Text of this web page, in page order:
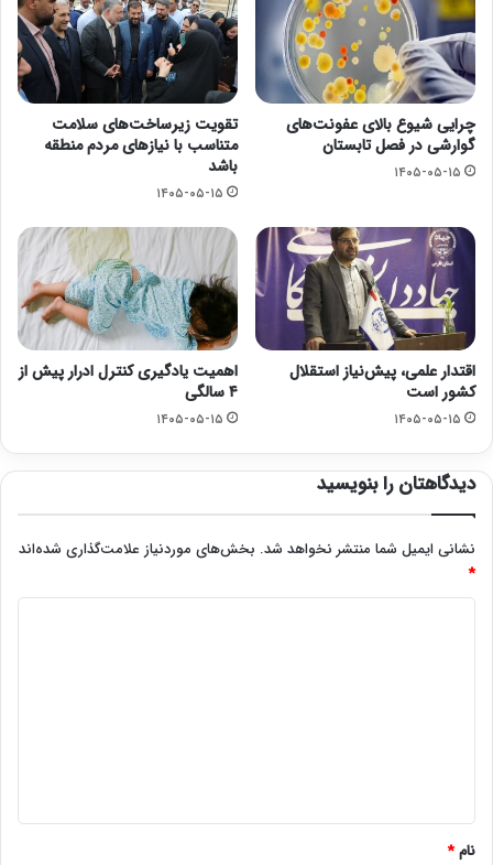
چرایی شیوع بالای عفونت‌های
گوارشی در فصل تابستان
۱۴۰۵-۰۵-۱۵
تقویت زیرساخت‌های سلامت
متناسب با نیازهای مردم منطقه
باشد
۱۴۰۵-۰۵-۱۵
اقتدار علمی، پیش‌نیاز استقلال
کشور است
۱۴۰۵-۰۵-۱۵
اهمیت یادگیری کنترل ادرار پیش از
۴ سالگی
۱۴۰۵-۰۵-۱۵
دیدگاهتان را بنویسید
نشانی ایمیل شما منتشر نخواهد شد. بخش‌های موردنیاز علامت‌گذاری شده‌اند
*
نام*